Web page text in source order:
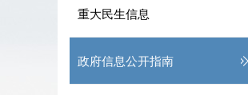
重大民生信息
政府信息公开指南